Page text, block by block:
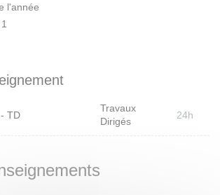
l'année
TD
Travaux
Dirigés
24h